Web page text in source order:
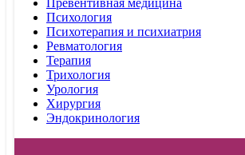
Психология
Психотерапия и психиатрия
Ревматология
Терапия
Трихология
Урология
Хирургия
Эндокринология